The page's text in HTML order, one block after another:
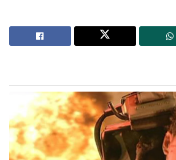
ശക്തമാക്കി യുകെ
പരാതിയെത്തുടർന്ന്, ബിഡദി
രജിസ്റ്റർ ചെയ്ത് അന്വേഷണം
പ്രതികളെ കണ്ടെത്തിയത്.
ആക്ടിലെ സെക്ഷൻ 67, ബിഎൻഎസ്
356 എന്നീ വകുപ്പുകൾ